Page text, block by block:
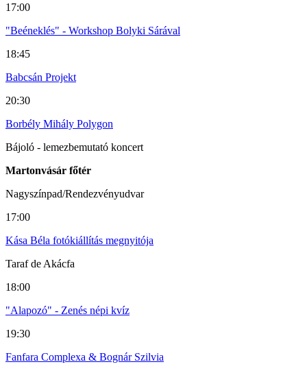
17:00
"Beéneklés" - Workshop Bolyki Sárával
18:45
Babcsán Projekt
20:30
Borbély Mihály Polygon
Bájoló - lemezbemutató koncert
Martonvásár főtér
Nagyszínpad/Rendezvényudvar
17:00
Kása Béla fotókiállítás megnyitója
Taraf de Akácfa
18:00
"Alapozó" - Zenés népi kvíz
19:30
Fanfara Complexa & Bognár Szilvia